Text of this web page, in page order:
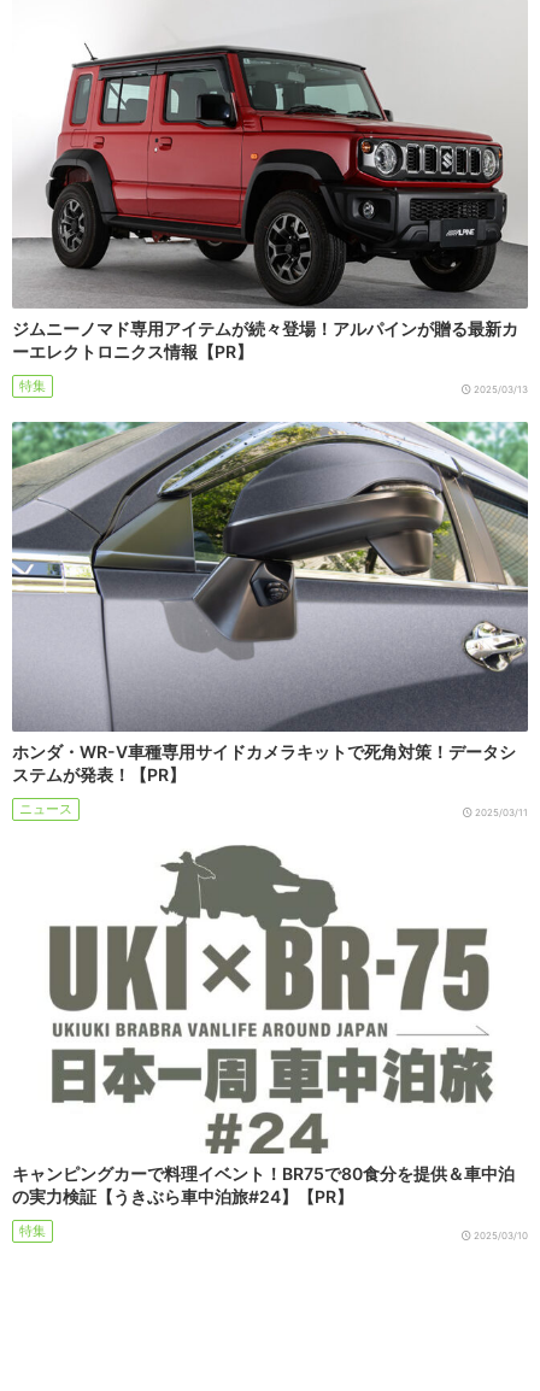
ジムニーノマド専用アイテムが続々登場！アルパインが贈る最新カ
ーエレクトロニクス情報【PR】
特集 2025/03/13
ホンダ・WR-V車種専用サイドカメラキットで死角対策！データシ
ステムが発表！【PR】
ニュース 2025/03/11
キャンピングカーで料理イベント！BR75で80食分を提供＆車中泊
の実力検証【うきぶら車中泊旅#24】【PR】
特集 2025/03/10